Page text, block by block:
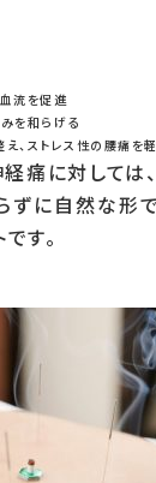
流を促進
を和らげる
、ストレス性の腰痛を
痛に対しては
ずに自然な形
す。